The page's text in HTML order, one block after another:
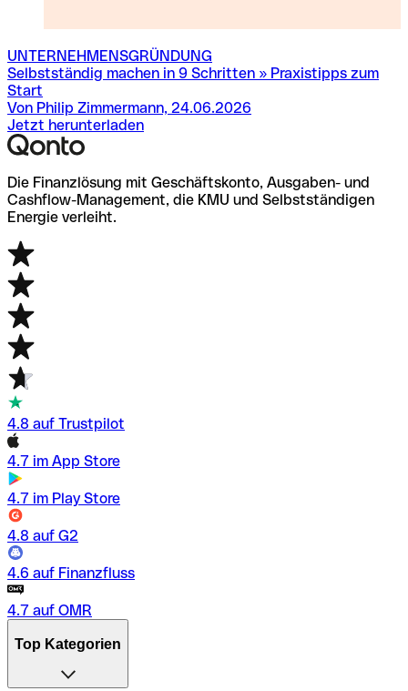
UNTERNEHMENSGRÜNDUNG
Selbstständig machen in 9 Schritten » Praxistipps zum
Start
Von Philip Zimmermann, 24.06.2026
Jetzt herunterladen
Die Finanzlösung mit Geschäftskonto, Ausgaben- und
Cashflow-Management, die KMU und Selbstständigen
Energie verleiht.
4.8 auf Trustpilot
4.7 im App Store
4.7 im Play Store
4.8 auf G2
4.6 auf Finanzfluss
4.7 auf OMR
Top Kategorien